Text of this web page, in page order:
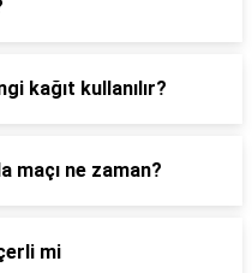
kağıt kullanılır?
maçı ne zaman?
mi